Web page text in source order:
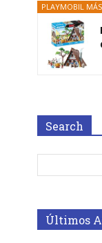
PLAYMOBIL
Search
Últimos